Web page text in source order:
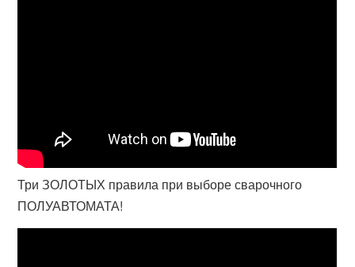
Три ЗОЛОТЫХ правила при выборе сварочного
ПОЛУАВТОМАТА!